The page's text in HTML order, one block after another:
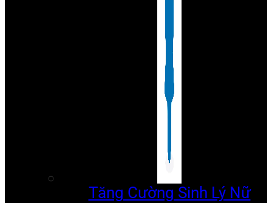
Tăng Cường Sinh Lý Nữ